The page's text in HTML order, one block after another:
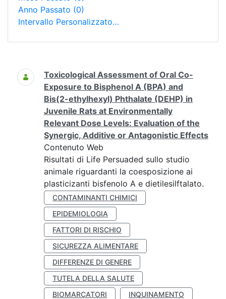
Anno Passato (0)
Intervallo Personalizzato…
Ricerca
Toxicological Assessment of Oral Co-
Exposure to Bisphenol A (BPA) and
Bis(2-ethylhexyl) Phthalate (DEHP) in
Juvenile Rats at Environmentally
Relevant Dose Levels: Evaluation of the
Synergic, Additive or Antagonistic Effects
Contenuto Web
Risultati di Life Persuaded sullo studio
animale riguardanti la coesposizione ai
plasticizanti bisfenolo A e dietilesilftalato.
CONTAMINANTI CHIMICI
EPIDEMIOLOGIA
FATTORI DI RISCHIO
SICUREZZA ALIMENTARE
DIFFERENZE DI GENERE
TUTELA DELLA SALUTE
BIOMARCATORI
INQUINAMENTO